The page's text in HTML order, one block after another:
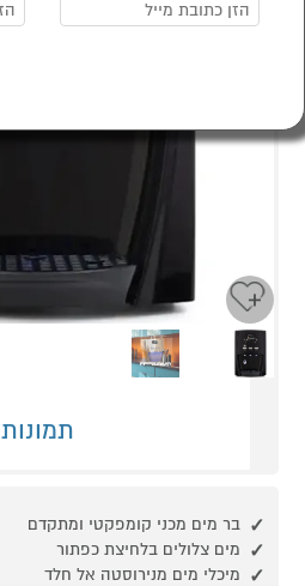
תמונות
בר מים מכני קומפקטי ומתקדם
מים צלולים בלחיצת כפתור
מיכלי מים מנירוסטה אל חלד